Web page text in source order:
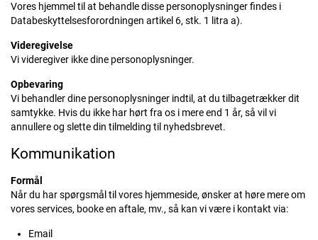
Vores hjemmel til at behandle disse personoplysninger findes i
Databeskyttelsesforordningen artikel 6, stk. 1 litra a).
Videregivelse
Vi videregiver ikke dine personoplysninger.
Opbevaring
Vi behandler dine personoplysninger indtil, at du tilbagetrækker dit
samtykke. Hvis du ikke har hørt fra os i mere end 1 år, så vil vi
annullere og slette din tilmelding til nyhedsbrevet.
Kommunikation
Formål
Når du har spørgsmål til vores hjemmeside, ønsker at høre mere om
vores services, booke en aftale, mv., så kan vi være i kontakt via:
Email